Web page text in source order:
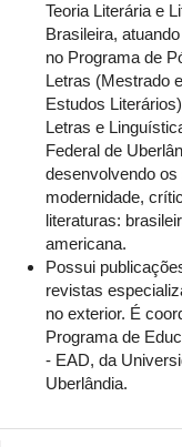
Teoria Literária e
Brasileira,
no Programa de
Letras (Mestrado
Estudos
Letras e
Federal de
desenvolvendo
modernidade,
literaturas:
americana.
Possui
revistas
no exterior. É
Programa de
- EAD, da
Uberlândia.